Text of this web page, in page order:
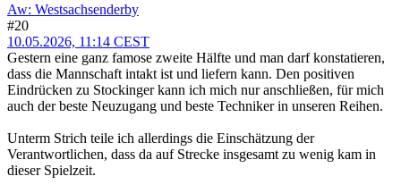
Aw: Westsachsenderby
#20
10.05.2026, 11:14 CEST
Gestern eine ganz famose zweite Hälfte und man darf konstatieren,
dass die Mannschaft intakt ist und liefern kann. Den positiven
Eindrücken zu Stockinger kann ich mich nur anschließen, für mich
auch der beste Neuzugang und beste Techniker in unseren Reihen.
Unterm Strich teile ich allerdings die Einschätzung der
Verantwortlichen, dass da auf Strecke insgesamt zu wenig kam in
dieser Spielzeit.